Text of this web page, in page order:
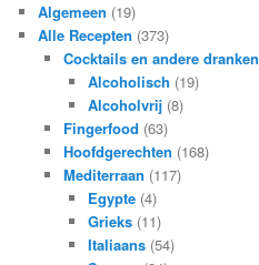
Algemeen (19)
Alle Recepten (373)
Cocktails en andere dranken
Alcoholisch (19)
Alcoholvrij (8)
Fingerfood (63)
Hoofdgerechten (168)
Mediterraan (117)
Egypte (4)
Grieks (11)
Italiaans (54)